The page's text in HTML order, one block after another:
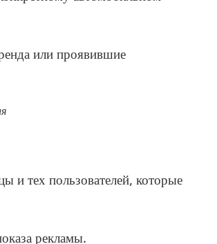
или проявившие
и тех пользователей, которые
рекламы.